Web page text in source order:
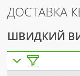
ДОСТАВКА
ШВИДКИЙ